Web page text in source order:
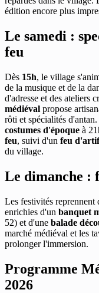
édition encore plus
Le samedi :
feu
Dès 15h, le village
de la musique et de la
d'adresse et des ateliers
médiéval propose
rôti et spécialités
costumes d'époque à
feu, suivi d'un feu
du village.
Le dimanche :
Les festivités reprennent
enrichies d'un banquet
52) et d'une balade
marché médiéval et les
prolonger l'immersion.
Programme
2026